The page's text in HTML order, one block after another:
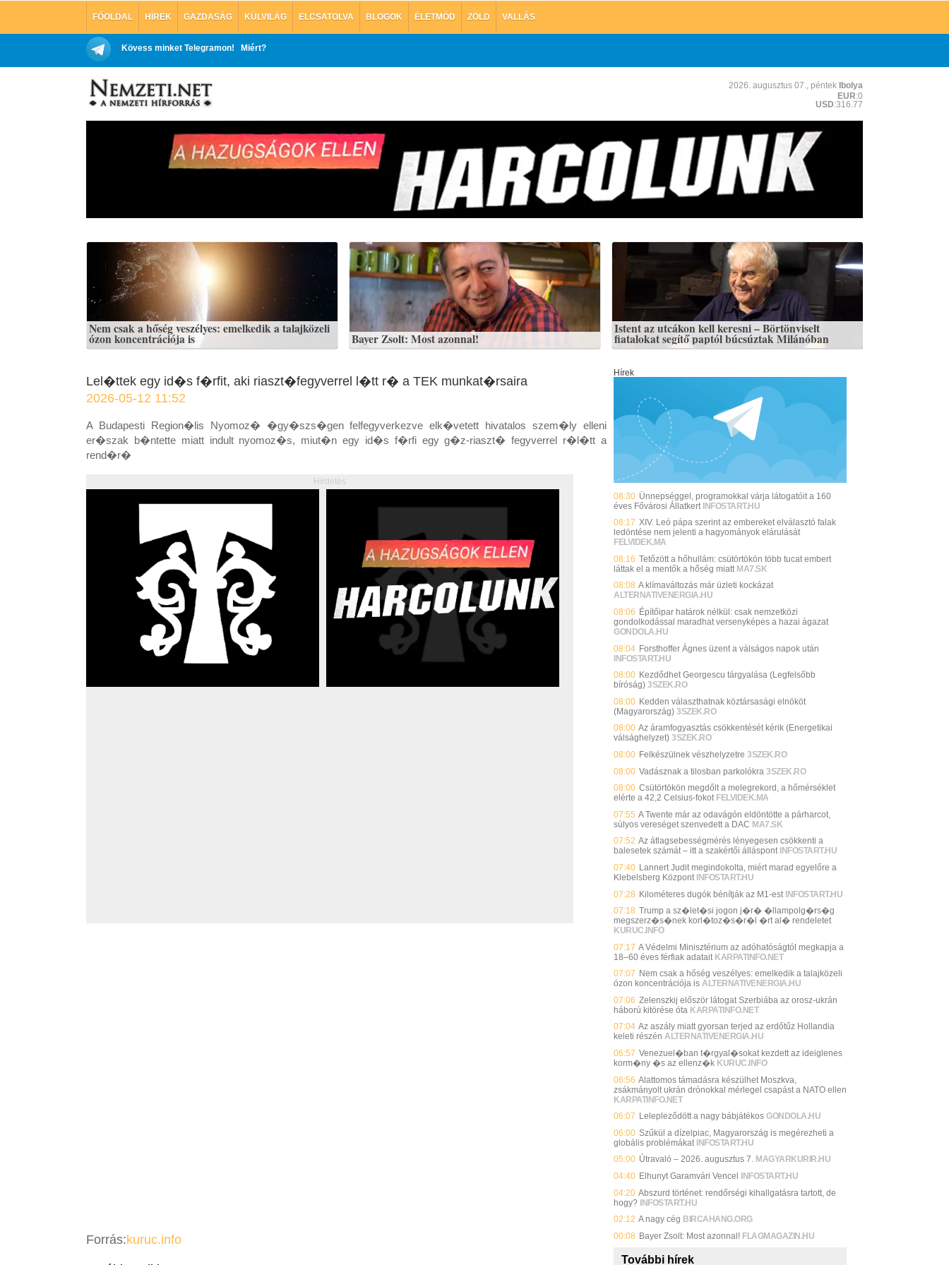
FŐOLDAL HÍREK GAZDASÁG KÜLVILÁG ELCSATOLVA BLOGOK ÉLETMÓD ZÖLD VALLÁS
Kövess minket Telegramon! Miért?
2026. augusztus 07., péntek Ibolya
EUR:0
USD:316.77
Nem csak a hőség veszélyes: emelkedik a talajközeli
ózon koncentrációja is Bayer Zsolt: Most azonnal!
Istent az utcákon kell keresni – Börtönviselt
fiatalokat segítő paptól búcsúztak Milánóban
Lel�ttek egy id�s f�rfit, aki riaszt�fegyverrel l�tt r� a TEK munkat�rsaira
2026-05-12 11:52
A Budapesti Region�lis Nyomoz� �gy�szs�gen felfegyverkezve elk�vetett hivatalos szem�ly elleni
er�szak b�ntette miatt indult nyomoz�s, miut�n egy id�s f�rfi egy g�z-riaszt� fegyverrel r�l�tt a
rend�r�
Hírdetés
Forrás:kuruc.info
Hírek
08:30 Ünnepséggel, programokkal várja látogatóit a 160
éves Fővárosi Állatkert INFOSTART.HU
08:17 XIV. Leó pápa szerint az embereket elválasztó falak
ledöntése nem jelenti a hagyományok elárulását
FELVIDEK.MA
08:16 Tetőzött a hőhullám: csütörtökön több tucat embert
láttak el a mentők a hőség miatt MA7.SK
08:08 A klímaváltozás már üzleti kockázat
ALTERNATIVENERGIA.HU
08:06 Építőipar határok nélkül: csak nemzetközi
gondolkodással maradhat versenyképes a hazai ágazat
GONDOLA.HU
08:04 Forsthoffer Ágnes üzent a válságos napok után
INFOSTART.HU
08:00 Kezdődhet Georgescu tárgyalása (Legfelsőbb
bíróság) 3SZEK.RO
08:00 Kedden választhatnak köztársasági elnököt
(Magyarország) 3SZEK.RO
08:00 Az áramfogyasztás csökkentését kérik (Energetikai
válsághelyzet) 3SZEK.RO
08:00 Felkészülnek vészhelyzetre 3SZEK.RO
08:00 Vadásznak a tilosban parkolókra 3SZEK.RO
08:00 Csütörtökön megdőlt a melegrekord, a hőmérséklet
elérte a 42,2 Celsius-fokot FELVIDEK.MA
07:55 A Twente már az odavágón eldöntötte a párharcot,
súlyos vereséget szenvedett a DAC MA7.SK
07:52 Az átlagsebességmérés lényegesen csökkenti a
balesetek számát – itt a szakértői álláspont INFOSTART.HU
07:40 Lannert Judit megindokolta, miért marad egyelőre a
Klebelsberg Központ INFOSTART.HU
07:28 Kilométeres dugók bénítják az M1-est INFOSTART.HU
07:18 Trump a sz�let�si jogon j�r� �llampolg�rs�g
megszerz�s�nek korl�toz�s�r�l �rt al� rendeletet
KURUC.INFO
07:17 A Védelmi Minisztérium az adóhatóságtól megkapja a
18–60 éves férfiak adatait KARPATINFO.NET
07:07 Nem csak a hőség veszélyes: emelkedik a talajközeli
ózon koncentrációja is ALTERNATIVENERGIA.HU
07:06 Zelenszkij először látogat Szerbiába az orosz-ukrán
háború kitörése óta KARPATINFO.NET
07:04 Az aszály miatt gyorsan terjed az erdőtűz Hollandia
keleti részén ALTERNATIVENERGIA.HU
06:57 Venezuel�ban t�rgyal�sokat kezdett az ideiglenes
korm�ny �s az ellenz�k KURUC.INFO
06:56 Alattomos támadásra készülhet Moszkva,
zsákmányolt ukrán drónokkal mérlegel csapást a NATO ellen
KARPATINFO.NET
06:07 Lelepleződött a nagy bábjátékos GONDOLA.HU
06:00 Szűkül a dízelpiac, Magyarország is megérezheti a
globális problémákat INFOSTART.HU
05:00 Útravaló – 2026. augusztus 7. MAGYARKURIR.HU
04:40 Elhunyt Garamvári Vencel
INFOSTART.HU
04:20 Abszurd történet: rendőrségi kihallgatásra tartott, de
hogy? INFOSTART.HU
02:12 A nagy cég BIRCAHANG.ORG
00:08 Bayer Zsolt: Most azonnal! FLAGMAGAZIN.HU
További hírek